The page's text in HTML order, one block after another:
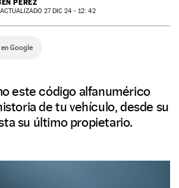
PÉREZ
ACTUALIZADO 27 DIC 24 - 12: 42
Google
este código alfanumérico
de tu vehículo, desde su
su último propietario.